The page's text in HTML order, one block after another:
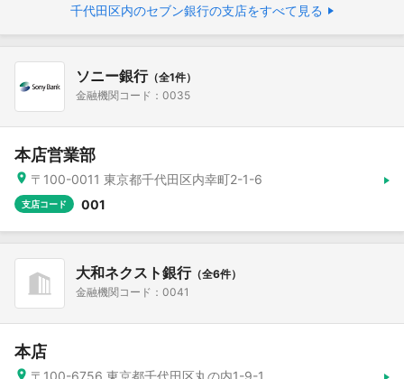
千代田区内のセブン銀行の支店をすべて見る
ソニー銀行（全1件）
金融機関コード：0035
本店営業部
〒100-0011 東京都千代田区内幸町2-1-6
支店コード 001
大和ネクスト銀行（全6件）
金融機関コード：0041
本店
〒100-6756 東京都千代田区丸の内1-9-1